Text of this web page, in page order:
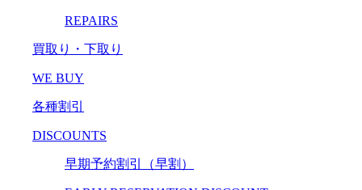
REPAIRS
買取り・下取り
WE BUY
各種割引
DISCOUNTS
早期予約割引（早割）